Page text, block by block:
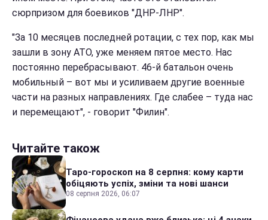
сюрпризом для боевиков "ДНР-ЛНР".
"За 10 месяцев последней ротации, с тех пор, как мы
зашли в зону АТО, уже меняем пятое место. Нас
постоянно перебрасывают. 46-й батальон очень
мобильный – вот мы и усиливаем другие военные
части на разных направлениях. Где слабее – туда нас
и перемещают", - говорит "Филин".
Читайте також
Таро-гороскоп на 8 серпня: кому карти
обіцяють успіх, зміни та нові шанси
08 серпня 2026, 06:07